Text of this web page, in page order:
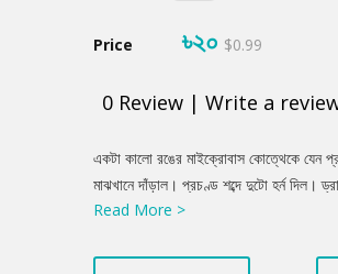
Price ৳২০ $0.99
0 Review | Write a
Product
Summery
একটা কালো রঙের মাইক্রোবাস কোত্থেকে যেন
মাঝখানে দাঁড়াল। প্রচণ্ড শব্দে দুটো হর্ন দিল।
বলল, এক মিনিট দাঁড়াতে। ছবি তুলেই সে গাড়িটা
এলো ষণ্ডামার্কা দুটো লোক। প্রথমে তারা
Read More >